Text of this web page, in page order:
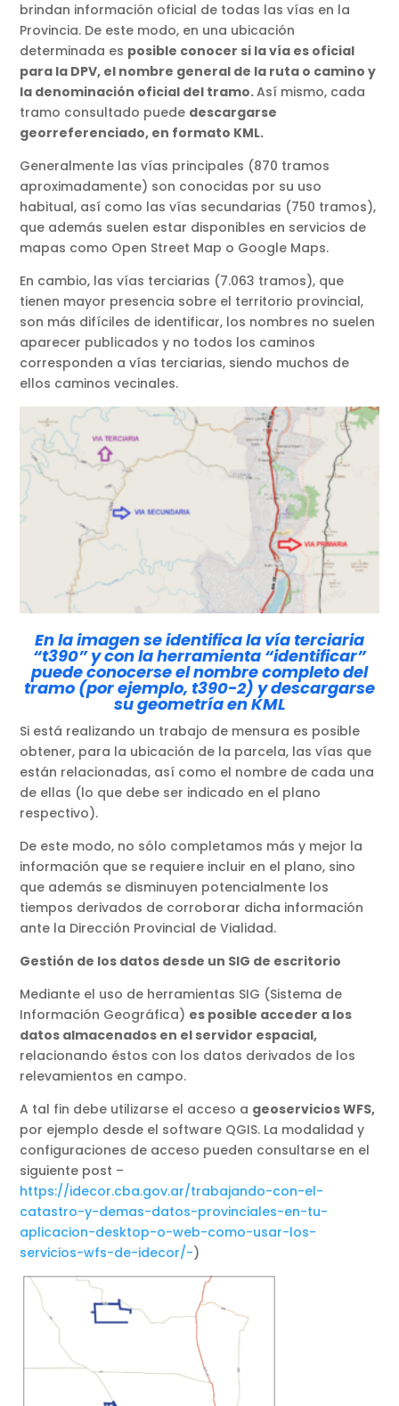
brindan información oficial de todas las vías en la
Provincia. De este modo, en una ubicación
determinada es posible conocer si la vía es oficial
para la DPV, el nombre general de la ruta o camino y
la denominación oficial del tramo.Así mismo, cada
tramo consultado puede descargarse
georreferenciado, en formato KML.
Generalmente las vías principales (870 tramos
aproximadamente) son conocidas por su uso
habitual, así como las vías secundarias (750 tramos),
que además suelen estar disponibles en servicios de
mapas como Open Street Map o Google Maps.
En cambio, las vías terciarias (7.063 tramos), que
tienen mayor presencia sobre el territorio provincial,
son más difíciles de identificar, los nombres no suelen
aparecer publicados y no todos los caminos
corresponden a vías terciarias, siendo muchos de
ellos caminos vecinales.
En la imagen se identifica la vía terciaria
“t390” y con la herramienta “identificar”
puede conocerse el nombre completo del
tramo (por ejemplo, t390-2) y descargarse
su geometría en KML
Si está realizando un trabajo de mensura es posible
obtener, para la ubicación de la parcela, las vías que
están relacionadas, así como el nombre de cada una
de ellas (lo que debe ser indicado en el plano
respectivo).
De este modo, no sólo completamos más y mejor la
información que se requiere incluir en el plano, sino
que además se disminuyen potencialmente los
tiempos derivados de corroborar dicha información
ante la Dirección Provincial de Vialidad.
Gestión de los datos desde un SIG de escritorio
Mediante el uso de herramientas SIG (Sistema de
Información Geográfica) es posible acceder a los
datos almacenados en el servidor espacial,
relacionando éstos con los datos derivados de los
relevamientos en campo.
A tal fin debe utilizarse el acceso a geoservicios WFS,
por ejemplo desde el software QGIS. La modalidad y
configuraciones de acceso pueden consultarse en el
siguiente post –
https://idecor.cba.gov.ar/trabajando-con-el-
catastro-y-demas-datos-provinciales-en-tu-
aplicacion-desktop-o-web-como-usar-los-
servicios-wfs-de-idecor/-)